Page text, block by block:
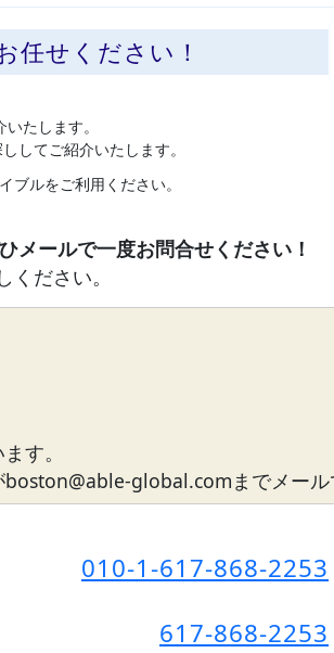
任せください！
たします。
してご紹介いたします。
ルをご利用ください。
ださい。
す。
global.comまでメー
010-1-617-868-2253
617-868-2253